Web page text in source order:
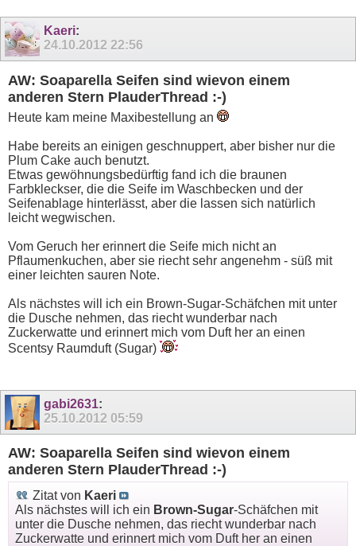
Kaeri:
24.10.2012 22:56
AW: Soaparella Seifen sind wievon einem
anderen Stern PlauderThread :-)
Heute kam meine Maxibestellung an
Habe bereits an einigen geschnuppert, aber bisher nur die
Plum Cake auch benutzt.
Etwas gewöhnungsbedürftig fand ich die braunen
Farbkleckser, die die Seife im Waschbecken und der
Seifenablage hinterlässt, aber die lassen sich natürlich
leicht wegwischen.
Vom Geruch her erinnert die Seife mich nicht an
Pflaumenkuchen, aber sie riecht sehr angenehm - süß mit
einer leichten sauren Note.
Als nächstes will ich ein Brown-Sugar-Schäfchen mit unter
die Dusche nehmen, das riecht wunderbar nach
Zuckerwatte und erinnert mich vom Duft her an einen
Scentsy Raumduft (Sugar)
gabi2631:
25.10.2012 05:59
AW: Soaparella Seifen sind wievon einem
anderen Stern PlauderThread :-)
Zitat von Kaeri
Als nächstes will ich ein Brown-Sugar-Schäfchen mit
unter die Dusche nehmen, das riecht wunderbar nach
Zuckerwatte und erinnert mich vom Duft her an einen